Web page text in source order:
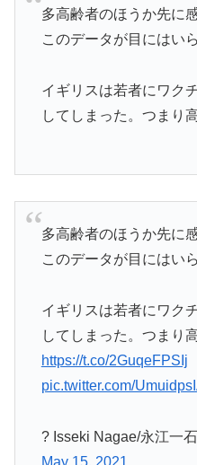
多高齢者のほうか先に
このデータが目にはい
イギリスは若者にワク
してしまった。つまり
多高齢者のほうか先に
このデータが目にはい
イギリスは若者にワク
してしまった。つまり
https://t.co/2GuqeFPSIj
pic.twitter.com/
? Isseki Nagae/永江一
May 15, 2021